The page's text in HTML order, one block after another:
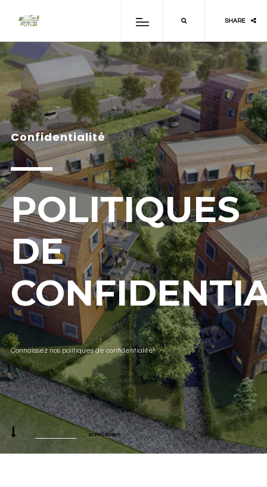
SHARE
Confidentialité
POLITIQUES
DE
Connaissez nos politiques de confidentialité!
scroll down